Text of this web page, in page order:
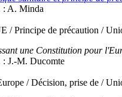
: A. Minda
/ Principe de précaution /
une Constitution pour
: J.-M. Ducomte
/ Décision, prise de /